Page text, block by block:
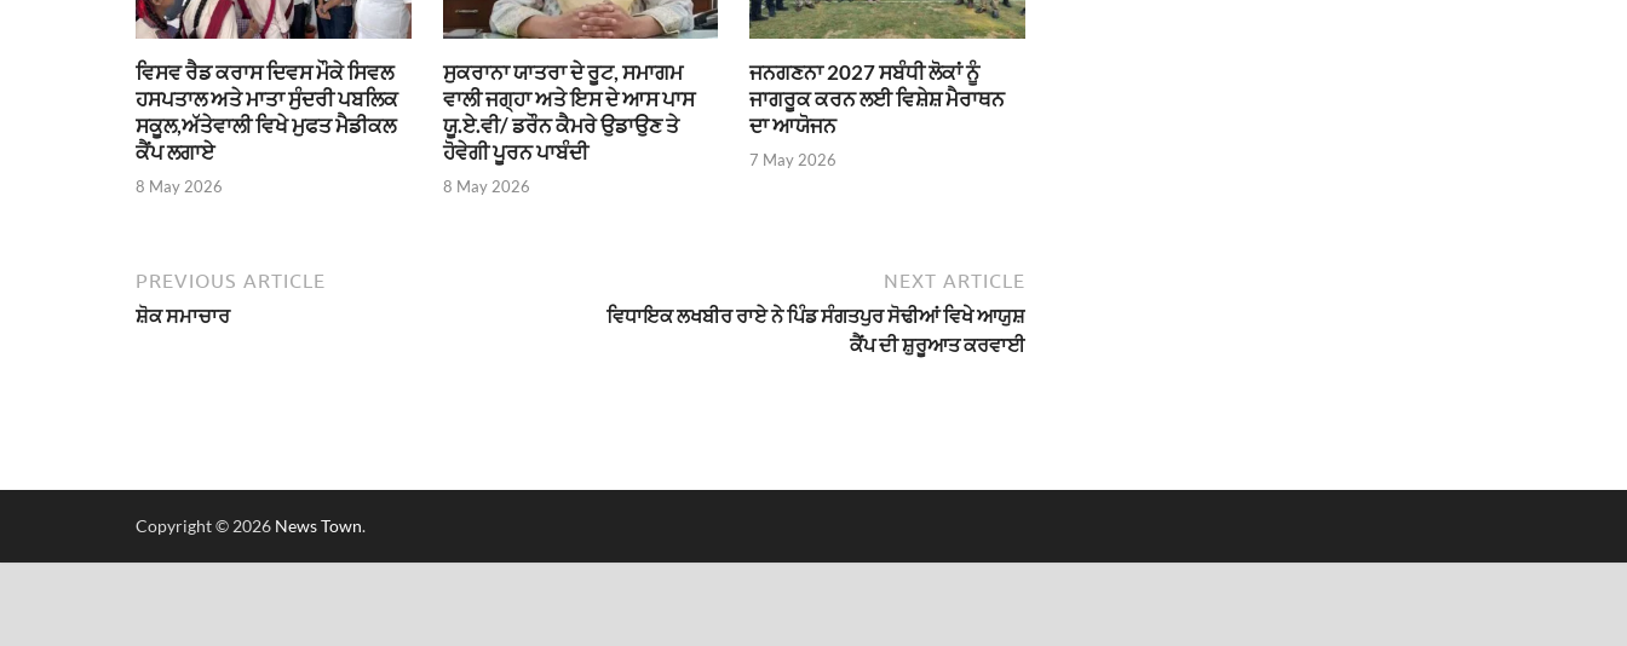
ਵਿਸਵ ਰੈਡ ਕਰਾਸ ਦਿਵਸ ਮੌਕੇ ਸਿਵਲ
ਹਸਪਤਾਲ ਅਤੇ ਮਾਤਾ ਸੁੰਦਰੀ ਪਬਲਿਕ
ਸਕੂਲ,ਅੱਤੇਵਾਲੀ ਵਿਖੇ ਮੁਫਤ ਮੈਡੀਕਲ
ਕੈਂਪ ਲਗਾਏ
8 May 2026
ਸੁਕਰਾਨਾ ਯਾਤਰਾ ਦੇ ਰੂਟ, ਸਮਾਗਮ
ਵਾਲੀ ਜਗ੍ਹਾ ਅਤੇ ਇਸ ਦੇ ਆਸ ਪਾਸ
ਯੂ.ਏ.ਵੀ/ ਡਰੌਨ ਕੈਮਰੇ ਉਡਾਉਣ ਤੇ
ਹੋਵੇਗੀ ਪੂਰਨ ਪਾਬੰਦੀ
8 May 2026
ਜਨਗਣਨਾ 2027 ਸਬੰਧੀ ਲੋਕਾਂ ਨੂੰ
ਜਾਗਰੂਕ ਕਰਨ ਲਈ ਵਿਸ਼ੇਸ਼ ਮੈਰਾਥਨ
ਦਾ ਆਯੋਜਨ
7 May 2026
PREVIOUS ARTICLE
ਸ਼ੋਕ ਸਮਾਚਾਰ
NEXT ARTICLE
ਵਿਧਾਇਕ ਲਖਬੀਰ ਰਾਏ ਨੇ ਪਿੰਡ ਸੰਗਤਪੁਰ ਸੋਢੀਆਂ ਵਿਖੇ ਆਯੁਸ਼
ਕੈਂਪ ਦੀ ਸ਼ੁਰੂਆਤ ਕਰਵਾਈ
Copyright © 2026 News Town.